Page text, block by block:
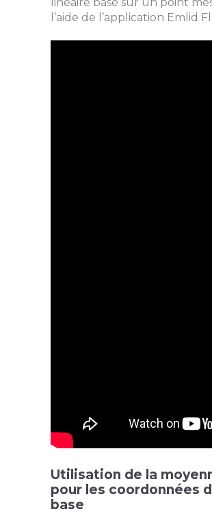
l’aide de l’application Emlid
Utilisation de la
pour les coordonnées
base